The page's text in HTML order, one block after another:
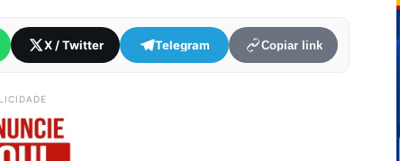
X / Twitter Telegram Copiar link